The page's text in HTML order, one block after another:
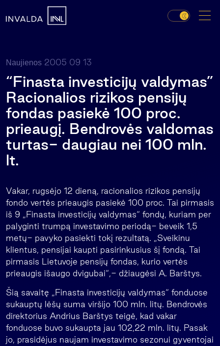
Naujienos 2005 09 13
“Finasta investicijų valdymas”
Racionalios rizikos pensijų
fondas pasiekė 100 proc.
prieaugį. Bendrovės valdomas
turtas- daugiau nei 100 mln.
lt.
Vakar, rugsėjo 12 dieną, racionalios rizikos pensijų
fondo vertės prieaugis pasiekė 100 proc. Tai pirmasis
iš 9 „Finasta investicijų valdymas“ fondų, kuriam per
palyginti trumpą investavimo periodą- beveik 1,5
metų- pavyko pasiekti tokį rezultatą. „Sveikinu
klientus, pensijai kaupti pasirinkusius šį fondą. Tai
pirmasis Lietuvoje pensijų fondas, kurio vertės
prieaugis išaugo dvigubai“,- džiaugėsi A. Barštys.
Šią savaitę „Finasta investicijų valdymas“ fonduose
sukauptų lėšų suma viršijo 100 mln. litų. Bendrovės
direktorius Andrius Barštys teigė, kad vakar
fonduose buvo sukaupta jau 102,22 mln. litų. Pasak
jo, prasidėjus naujam investavimo sezonui gyventojai